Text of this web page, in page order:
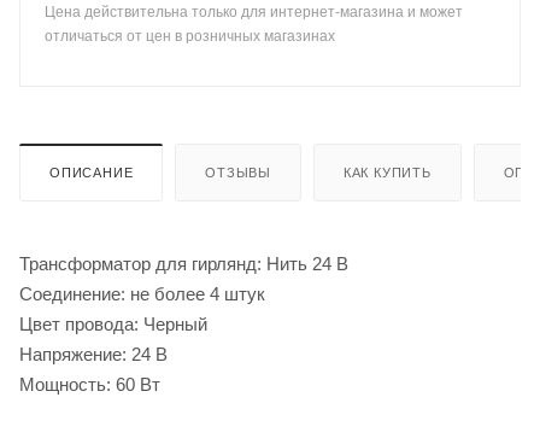
Цена действительна только для интернет-магазина и может
отличаться от цен в розничных магазинах
ОПИСАНИЕ ОТЗЫВЫ КАК КУПИТЬ
Трансформатор для гирлянд: Нить 24 В
Соединение: не более 4 штук
Цвет провода: Черный
Напряжение: 24 В
Мощность: 60 Вт